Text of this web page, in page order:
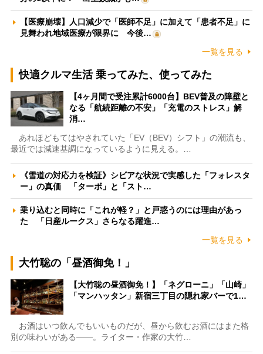
【医療崩壊】人口減少で「医師不足」に加えて「患者不足」に
見舞われ地域医療が限界に 今後…
一覧を見る
快適クルマ生活 乗ってみた、使ってみた
【4ヶ月間で受注累計6000台】BEV普及の障壁と
なる「航続距離の不安」「充電のストレス」解
消…
あれほどもてはやされていた「EV（BEV）シフト」の潮流も、
最近では減速基調になっているように見える。…
《雪道の対応力を検証》シビアな状況で実感した「フォレスタ
ー」の真価 「ターボ」と「スト…
乗り込むと同時に「これが軽？」と戸惑うのには理由があっ
た 「日産ルークス」さらなる躍進…
一覧を見る
大竹聡の「昼酒御免！」
【大竹聡の昼酒御免！】「ネグローニ」「山崎」
「マンハッタン」新宿三丁目の隠れ家バーで1…
お酒はいつ飲んでもいいものだが、昼から飲むお酒にはまた格
別の味わいがある――。ライター・作家の大竹…